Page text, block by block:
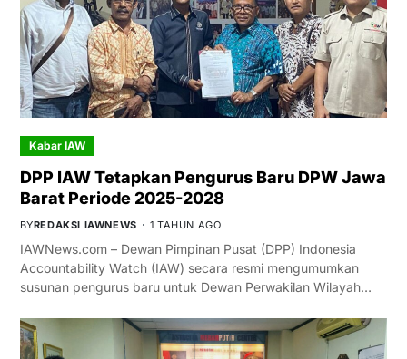
Kabar IAW
DPP IAW Tetapkan Pengurus Baru DPW Jawa
Barat Periode 2025-2028
BYREDAKSI IAWNEWS 1 TAHUN AGO
IAWNews.com – Dewan Pimpinan Pusat (DPP) Indonesia
Accountability Watch (IAW) secara resmi mengumumkan
susunan pengurus baru untuk Dewan Perwakilan Wilayah…